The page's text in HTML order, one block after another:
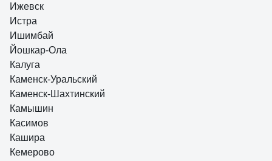
Ижевск
Истра
Ишимбай
Йошкар-Ола
Калуга
Каменск-Уральский
Каменск-Шахтинский
Камышин
Касимов
Кашира
Кемерово